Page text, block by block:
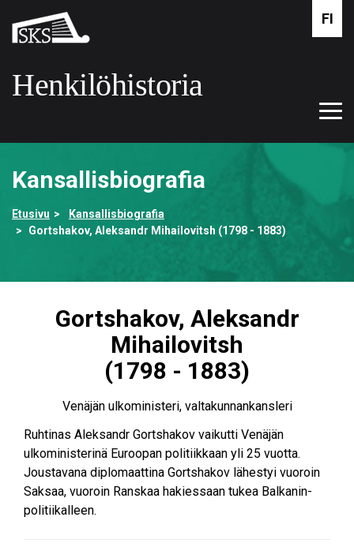
pääsisältöön
Suomalaisen
kirjallisuuden
Henkilöhistoria
FI
Kansallisbiografia
Etusivu
Kansallisbiografia
Gortshakov, Aleksandr Mihailovitsh (1798 - 1883)
Gortshakov, Aleksandr
Mihailovitsh
(1798 - 1883)
Venäjän ulkoministeri, valtakunnankansleri
Ruhtinas Aleksandr Gortshakov vaikutti Venäjän
ulkoministerinä Euroopan politiikkaan yli 25 vuotta.
Joustavana diplomaattina Gortshakov lähestyi vuoroin
Saksaa, vuoroin Ranskaa hakiessaan tukea Balkanin-
politiikalleen.